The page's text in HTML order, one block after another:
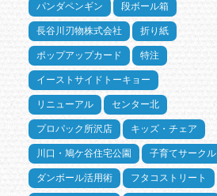
パンダペンギン 段ボール箱
長谷川刃物株式会社 折り紙
ポップアップカード 特注
イーストサイドトーキョー
リニューアル センター北
プロパック所沢店 キッズ・チェア
川口・鳩ケ谷住宅公園 子育てサークル
ダンボール活用術 フタコストリート